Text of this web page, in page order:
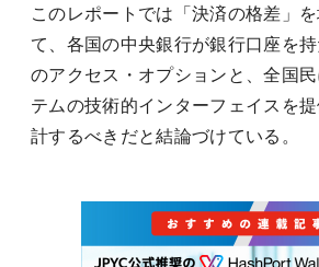
このレポートでは「決済の格差」
て、各国の中央銀行が銀行口座を
のアクセス・オプションと、全国
テムの技術的インターフェイスを
計するべきだと結論づけている。